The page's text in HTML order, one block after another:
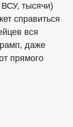
тысячи)
справиться
вся
даже
прямого